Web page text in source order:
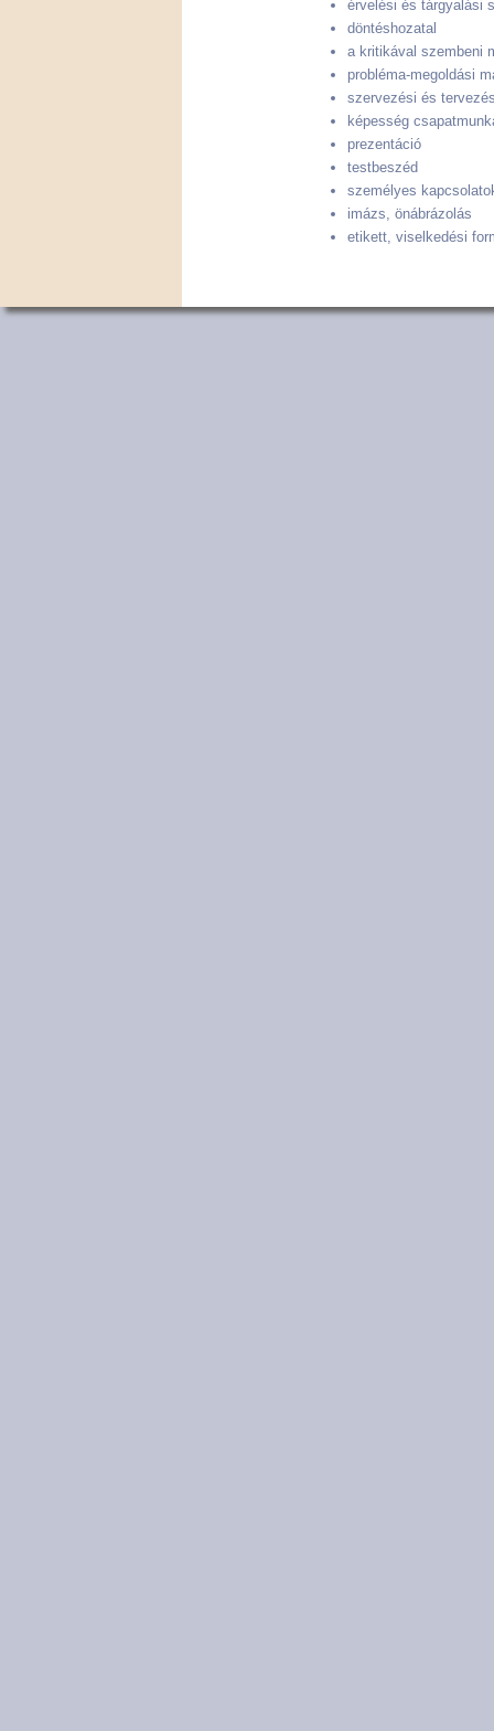
érvelési és tárgyalási
döntéshozatal
a kritikával szembeni
probléma-megoldási
szervezési és
képesség
prezentáció
testbeszéd
személyes
imázs, önábrázolás
etikett, viselkedési